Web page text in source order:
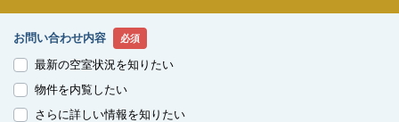
お問い合わせ内容 必須
最新の空室状況を知りたい
物件を内覧したい
さらに詳しい情報を知りたい